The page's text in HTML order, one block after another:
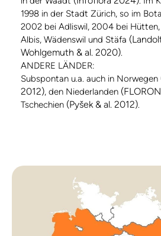
1998 in der Stadt Zürich, so im
2002 bei Adliswil, 2004 bei Hütten,
Albis, Wädenswil und Stäfa
Wohlgemuth & al. 2020).
ANDERE LÄNDER:
Subspontan u.a. auch in Norwegen
2012), den Niederlanden
Tschechien (Pyšek & al. 2012).